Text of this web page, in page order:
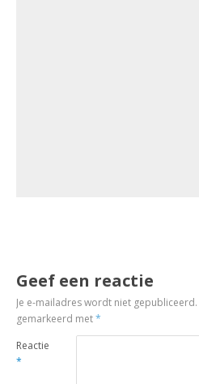
Geef een reactie
Je e-mailadres wordt niet gepubliceerd.
gemarkeerd met*
Reactie
*